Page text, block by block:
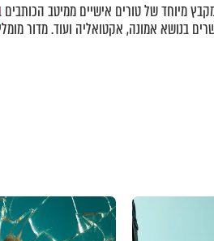
מיוחד של טורים אישיים ממיטב הכותבים
בנושא אמונה, אקטואליה ועוד. מדור